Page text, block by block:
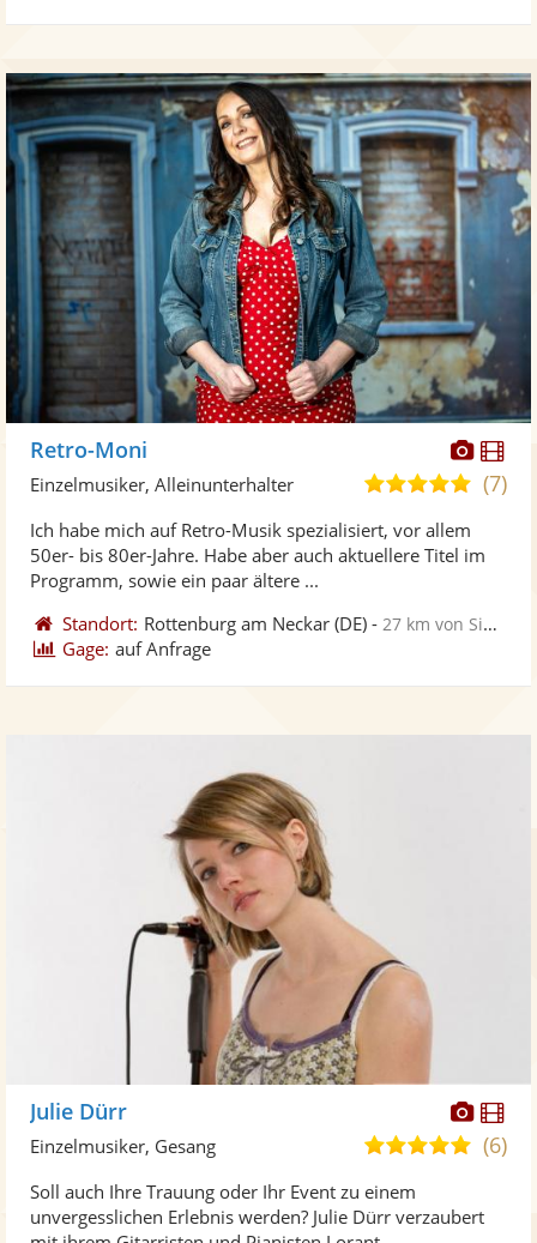
Retro-Moni
5,0(7)
Einzelmusiker, Alleinunterhalter
Ich habe mich auf Retro-Musik spezialisiert, vor allem
50er- bis 80er-Jahre. Habe aber auch aktuellere Titel im
Programm, sowie ein paar ältere ...
Standort: Rottenburg am Neckar (DE) - 27 km von Sindelfingen
Gage: auf Anfrage
Julie Dürr
5,0(6)
Einzelmusiker, Gesang
Soll auch Ihre Trauung oder Ihr Event zu einem
unvergesslichen Erlebnis werden? Julie Dürr verzaubert